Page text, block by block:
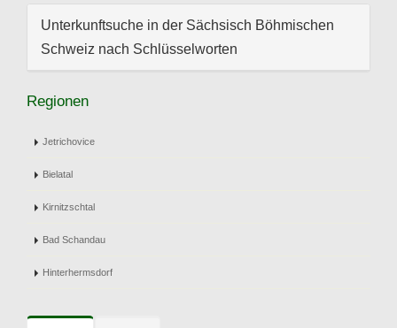
Unterkunftsuche in der Sächsisch Böhmischen
Schweiz nach Schlüsselworten
Regionen
Jetrichovice
Bielatal
Kirnitzschtal
Bad Schandau
Hinterhermsdorf